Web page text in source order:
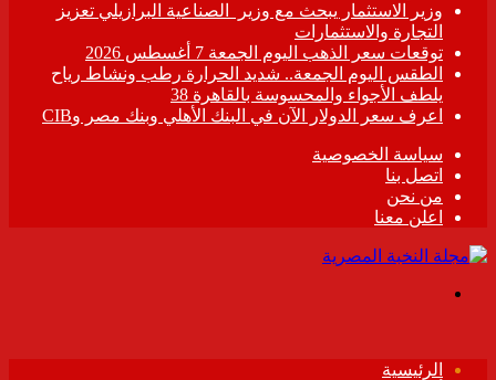
وزير الاستثمار يبحث مع وزير الصناعية البرازيلي تعزيز
التجارة والاستثمارات
توقعات سعر الذهب اليوم الجمعة 7 أغسطس 2026
الطقس اليوم الجمعة.. شديد الحرارة رطب ونشاط رياح
يلطف الأجواء والمحسوسة بالقاهرة 38
اعرف سعر الدولار الآن في البنك الأهلي وبنك مصر وCIB
سياسة الخصوصية
اتصل بنا
من نحن
اعلن معنا
الرئيسية